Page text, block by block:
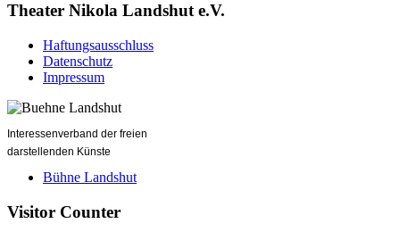
Theater Nikola Landshut e.V.
Haftungsausschluss
Datenschutz
Impressum
Interessenverband der freien
darstellenden Künste
Bühne Landshut
Visitor Counter